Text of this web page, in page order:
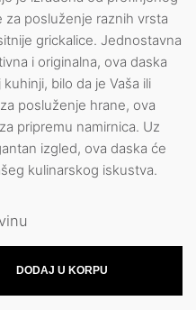
za posluženje raznih vrsta
grickalice. Jednostavna
i originalna, ova daska
bilo da je Vaša ili
posluženje hrane, ova
pripremu namirnica. Uz
izgled, ova daska će
kulinarskog iskustva.
DODAJ U KORPU